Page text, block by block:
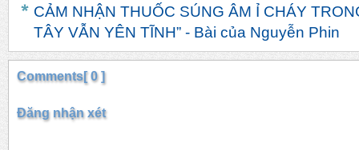
CẢM NHẬN THUỐC SÚNG ÂM Ỉ CHÁY
TÂY VẪN YÊN TĨNH” - Bài của Nguyễn Phin
Comments[ 0 ]
Đăng nhận xét